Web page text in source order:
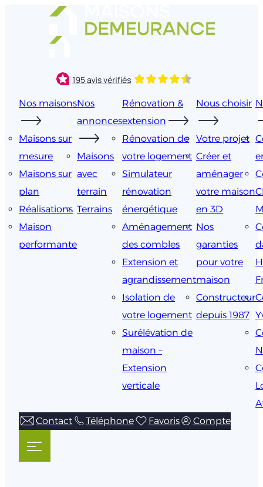
Nos maisons
Maisons sur
mesure
Maisons sur
plan
Réalisations
Maison
performante
Nos
annonces
Maisons
avec
terrain
Terrains
Rénovation &
extension
Rénovation de
votre logement
Simulateur
rénovation
énergétique
Aménagement
des combles
Extension et
agrandissement
Isolation de
votre logement
Surélévation de
maison –
Extension
verticale
Nous choisir
Votre projet
Créer et
aménager
votre maison
en 3D
Nos
garanties
pour votre
maison
Constructeur
depuis 1987
Contact
Téléphone Favoris Compte